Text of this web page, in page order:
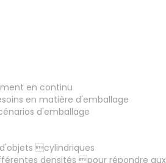
en continu
en matière d'emballage
d'emballage
cylindriques
densités pour répondre aux